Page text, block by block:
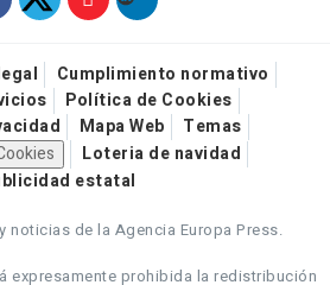
Cumplimiento normativo
Política de Cookies
Mapa Web
Temas
Loteria de navidad
estatal
noticias de la Agencia Europa Press.
expresamente prohibida la redistribución